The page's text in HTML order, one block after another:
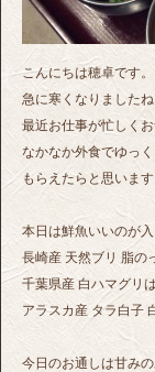
こんにちは穂卓です。
急に寒くなりました
最近お仕事が忙しく
なかなか外食でゆっ
もらえたらと思います
本日は鮮魚いいのが入
長崎産 天然ブリ 脂の
千葉県産 白ハマグリ
アラスカ産 タラ白子
今日のお通しは甘み